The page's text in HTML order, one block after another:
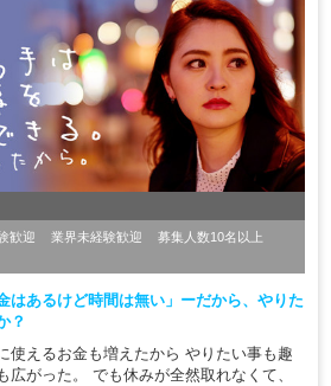
歓迎 業界未経験歓迎
募集人数10名以上
はあるけど時間は無い」ーだから、やりた
？
使えるお金も増えたから やりたい事も趣
広がった。 でも休みが全然取れなくて、